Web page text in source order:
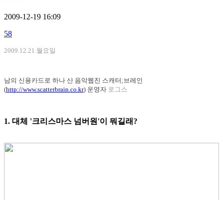
2009-12-19 16:09
58
2009.12.21.월요일
남의 신용카드로 하나 산 음악웹진 스캐터;브레인
(http://www.scatterbrain.co.kr) 운영자 로그스
1. 대체 '크리스마스 넘버원'이 뭐길래?